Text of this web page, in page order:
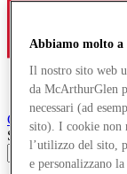
Cheshire Oaks
Search input
Abbiamo molto a
Il nostro sito web
da McArthurGlen
necessari (ad
sito). I cookie non
l’utilizzo del sito,
e personalizzano